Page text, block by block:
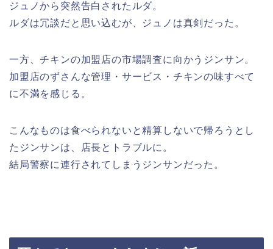
ジュノから突然告白されたルダ。
ルダは冗談だと思い込むが、ジュノは真剣だった。
一方、チキンの加盟店の市場調査に向かうジンサン。
加盟店のずさんな管理・サービス・チキンの味すべて
に不満を感じる。
こんなものは食べられないと精算しないで帰ろうとし
たジンサンは、店長とトラブルに。
結局警察に連行されてしまうジンサンだった。